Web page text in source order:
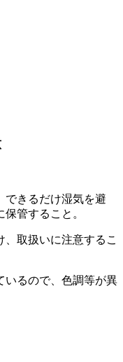
きるだけ湿気を避
管すること。
取扱いに注意するこ
るので、色調等が異